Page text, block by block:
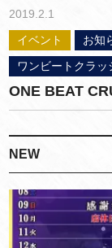
2019.2.1
イベント
お知
ワンビートクラッ
ONE BEAT
NEW